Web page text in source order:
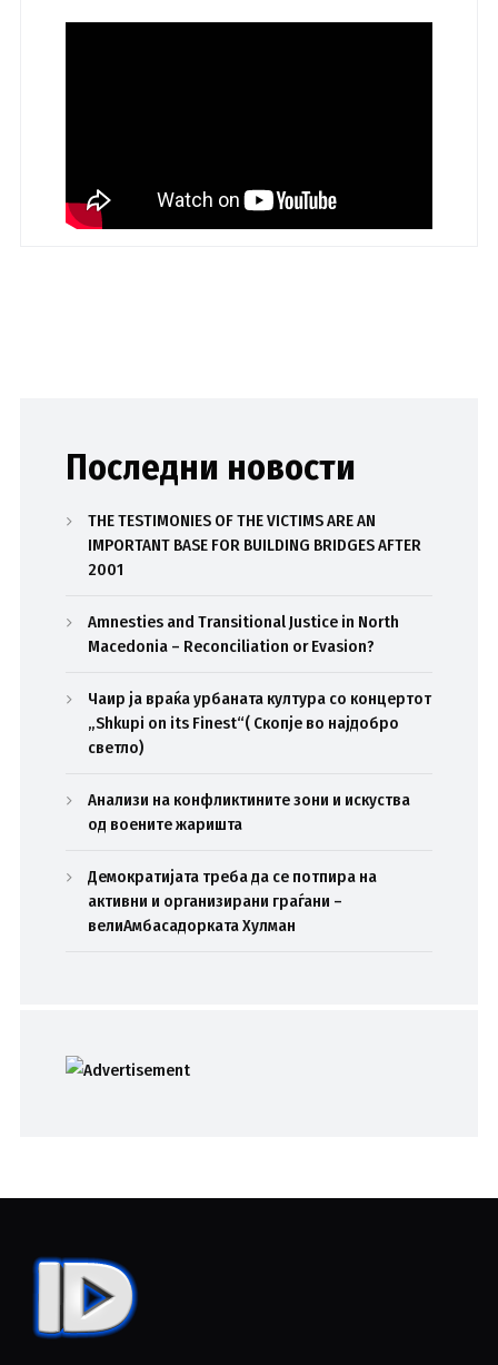
Последни новости
THE TESTIMONIES OF THE VICTIMS ARE AN
IMPORTANT BASE FOR BUILDING BRIDGES AFTER
2001
Amnesties and Transitional Justice in North
Macedonia – Reconciliation or Evasion?
Чаир ја враќа урбаната култура со концертот
„Shkupi on its Finest“( Скопје во најдобро
светло)
Анализи на конфликтините зони и искуства
од воените жаришта
Демократијата треба да се потпира на
активни и организирани граѓани –
велиАмбасадорката Хулман